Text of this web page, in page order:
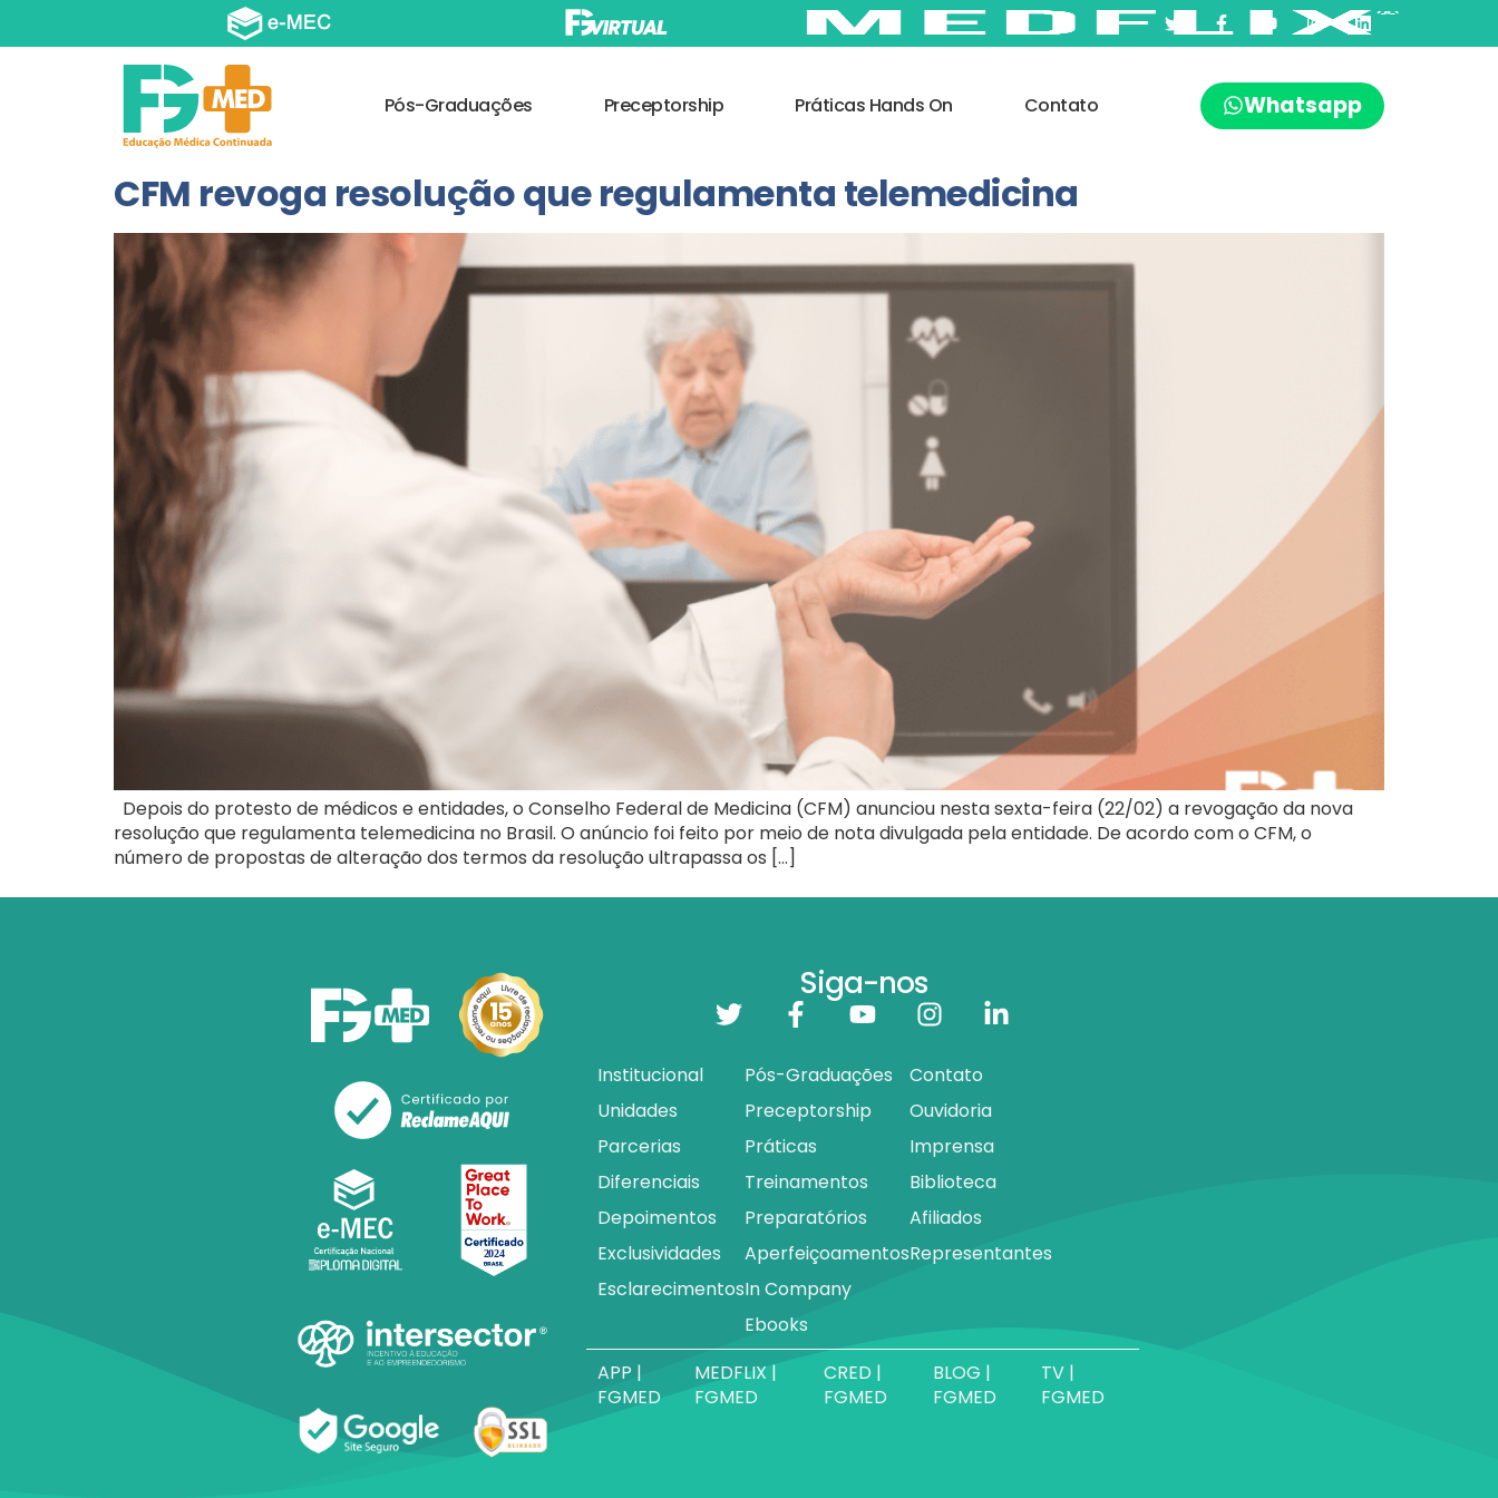
Pós-Graduações Preceptorship Práticas Hands On Contato Whatsapp
CFM revoga resolução que regulamenta telemedicina
Depois do protesto de médicos e entidades, o Conselho Federal de Medicina (CFM) anunciou nesta sexta-feira (22/02) a revogação da nova
resolução que regulamenta telemedicina no Brasil. O anúncio foi feito por meio de nota divulgada pela entidade. De acordo com o CFM, o
número de propostas de alteração dos termos da resolução ultrapassa os […]
Siga-nos
Institucional
Unidades
Parcerias
Diferenciais
Depoimentos
Exclusividades
Esclarecimentos
Pós-Graduações
Preceptorship
Práticas
Treinamentos
Preparatórios
Aperfeiçoamentos
In Company
Ebooks
Contato
Ouvidoria
Imprensa
Biblioteca
Afiliados
Representantes
APP |
FGMED
MEDFLIX |
FGMED
CRED |
FGMED
BLOG |
FGMED
TV |
FGMED